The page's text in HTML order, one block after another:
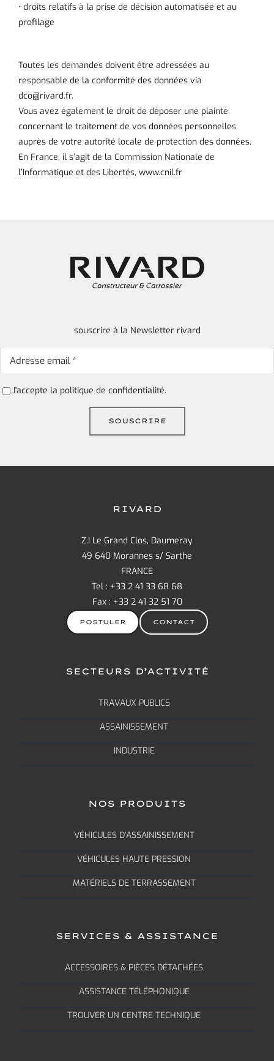
• droits relatifs à la prise de décision automatisée et au
profilage
Toutes les demandes doivent être adressées au
responsable de la conformité des données via
dco@rivard.fr.
Vous avez également le droit de déposer une plainte
concernant le traitement de vos données personnelles
auprès de votre autorité locale de protection des données.
En France, il s’agit de la Commission Nationale de
l’Informatique et des Libertés, www.cnil.fr
souscrire à la Newsletter rivard
J'accepte la politique de confidentialité.
RIVARD
Z.I Le Grand Clos, Daumeray
49 640 Morannes s/ Sarthe
FRANCE
Tel : +33 2 41 33 68 68
Fax : +33 2 41 32 51 70
POSTULER CONTACT
SECTEURS D’ACTIVITÉ
TRAVAUX PUBLICS
ASSAINISSEMENT
INDUSTRIE
NOS PRODUITS
VÉHICULES D’ASSAINISSEMENT
VÉHICULES HAUTE PRESSION
MATÉRIELS DE TERRASSEMENT
SERVICES & ASSISTANCE
ACCESSOIRES & PIÈCES DÉTACHÉES
ASSISTANCE TÉLÉPHONIQUE
TROUVER UN CENTRE TECHNIQUE